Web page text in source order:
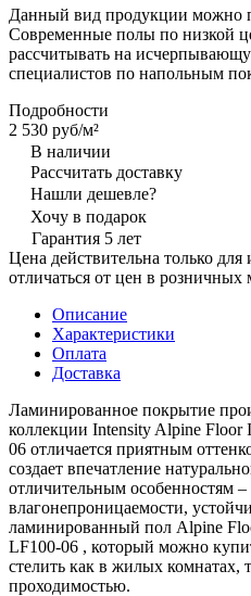
Данный вид продукции можно
Современные полы по низкой
рассчитывать на
специалистов по напольным
Подробности
2 530 руб/м²
В наличии
Рассчитать доставку
Нашли дешевле?
Хочу в подарок
Гарантия 5 лет
Цена действительна только
отличаться от цен в розничных
Описание
Характеристики
Оплата
Доставка
Ламинированное покрытие
коллекции Intensity Alpine
06 отличается приятным
создает впечатление
отличительным особенностям
влагонепроницаемости,
ламинированный пол Alpine
LF100-06 , который можно
стелить как в жилых комнатах,
проходимостью.